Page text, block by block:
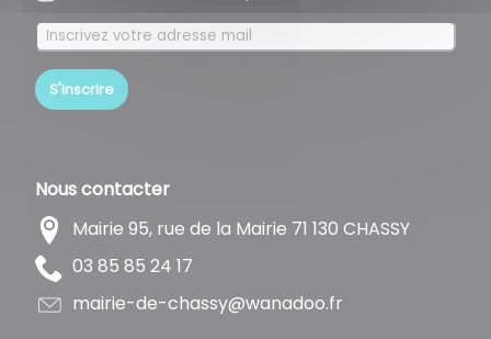
S'inscrire
Nous contacter
Mairie 95, rue de la Mairie 71 130 CHASSY
71 42 58 58 30
rf.oodanaw@yssahc-ed-eiriam